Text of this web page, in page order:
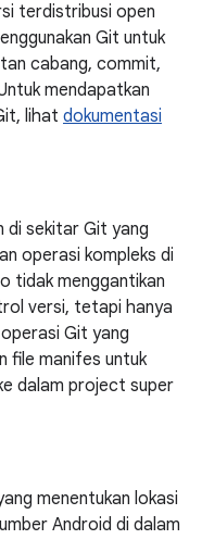
terdistribusi open
Git untuk
cabang, commit,
mendapatkan
lihat dokumentasi
di sekitar Git yang
operasi kompleks di
tidak menggantikan
versi, tetapi hanya
Git yang
file manifes untuk
dalam project super
menentukan lokasi
Android di dalam